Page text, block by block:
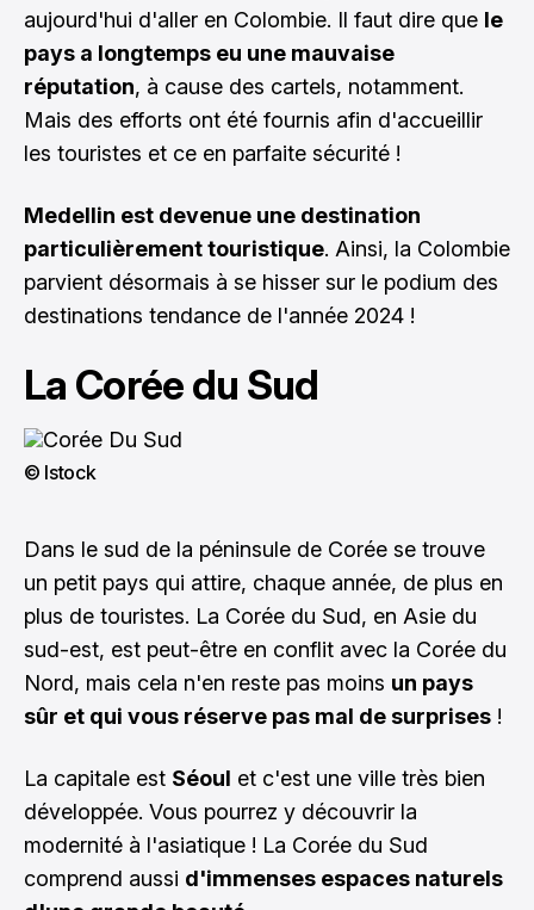
aujourd'hui d'aller en Colombie. Il faut dire que le
pays a longtemps eu une mauvaise
réputation, à cause des cartels, notamment.
Mais des efforts ont été fournis afin d'accueillir
les touristes et ce en parfaite sécurité !
Medellin est devenue une destination
particulièrement touristique. Ainsi, la Colombie
parvient désormais à se hisser sur le podium des
destinations tendance de l'année 2024 !
La Corée du Sud
© Istock
Dans le sud de la péninsule de Corée se trouve
un petit pays qui attire, chaque année, de plus en
plus de touristes. La Corée du Sud, en Asie du
sud-est, est peut-être en conflit avec la Corée du
Nord, mais cela n'en reste pas moins un pays
sûr et qui vous réserve pas mal de surprises !
La capitale est Séoul et c'est une ville très bien
développée. Vous pourrez y découvrir la
modernité à l'asiatique ! La Corée du Sud
comprend aussi d'immenses espaces naturels